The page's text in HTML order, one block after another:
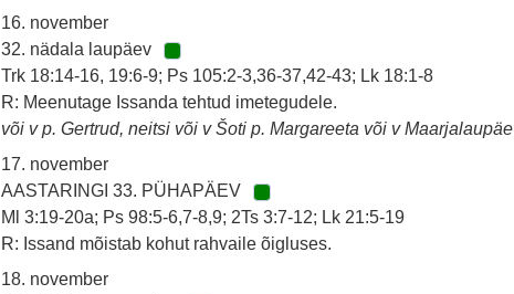
16. november
32. nädala laupäev
Trk 18:14-16, 19:6-9; Ps 105:2-3,36-37,42-43; Lk 18:1-8
R: Meenutage Issanda tehtud imetegudele.
või v p. Gertrud, neitsi või v Šoti p. Margareeta või v
17. november
AASTARINGI 33. PÜHAPÄEV
Ml 3:19-20a; Ps 98:5-6,7-8,9; 2Ts 3:7-12; Lk 21:5-19
R: Issand mõistab kohut rahvaile õigluses.
18. november